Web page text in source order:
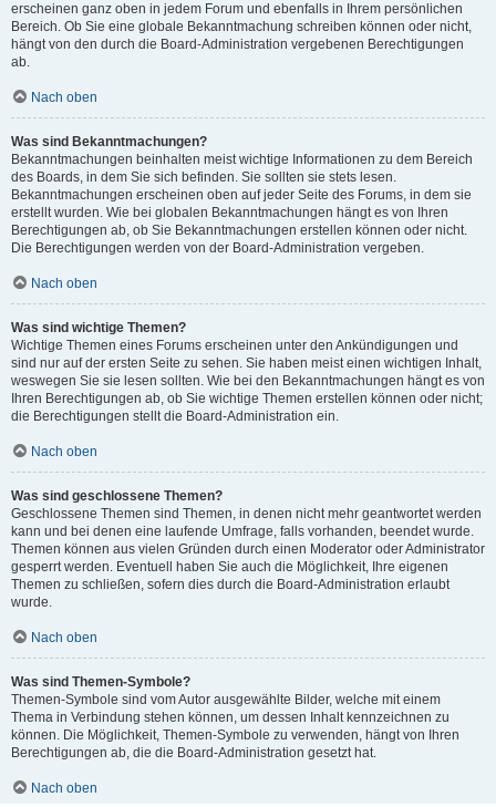
erscheinen ganz oben in jedem Forum und ebenfalls in Ihrem persönlichen
Bereich. Ob Sie eine globale Bekanntmachung schreiben können oder nicht,
hängt von den durch die Board-Administration vergebenen Berechtigungen
ab.
Nach oben
Was sind Bekanntmachungen?
Bekanntmachungen beinhalten meist wichtige Informationen zu dem Bereich
des Boards, in dem Sie sich befinden. Sie sollten sie stets lesen.
Bekanntmachungen erscheinen oben auf jeder Seite des Forums, in dem sie
erstellt wurden. Wie bei globalen Bekanntmachungen hängt es von Ihren
Berechtigungen ab, ob Sie Bekanntmachungen erstellen können oder nicht.
Die Berechtigungen werden von der Board-Administration vergeben.
Nach oben
Was sind wichtige Themen?
Wichtige Themen eines Forums erscheinen unter den Ankündigungen und
sind nur auf der ersten Seite zu sehen. Sie haben meist einen wichtigen Inhalt,
weswegen Sie sie lesen sollten. Wie bei den Bekanntmachungen hängt es von
Ihren Berechtigungen ab, ob Sie wichtige Themen erstellen können oder nicht;
die Berechtigungen stellt die Board-Administration ein.
Nach oben
Was sind geschlossene Themen?
Geschlossene Themen sind Themen, in denen nicht mehr geantwortet werden
kann und bei denen eine laufende Umfrage, falls vorhanden, beendet wurde.
Themen können aus vielen Gründen durch einen Moderator oder Administrator
gesperrt werden. Eventuell haben Sie auch die Möglichkeit, Ihre eigenen
Themen zu schließen, sofern dies durch die Board-Administration erlaubt
wurde.
Nach oben
Was sind Themen-Symbole?
Themen-Symbole sind vom Autor ausgewählte Bilder, welche mit einem
Thema in Verbindung stehen können, um dessen Inhalt kennzeichnen zu
können. Die Möglichkeit, Themen-Symbole zu verwenden, hängt von Ihren
Berechtigungen ab, die die Board-Administration gesetzt hat.
Nach oben